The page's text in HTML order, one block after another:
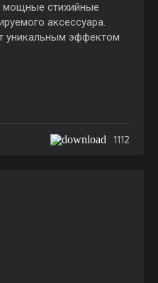
стихийные
аксессуара.
уникальным эффектом
1112